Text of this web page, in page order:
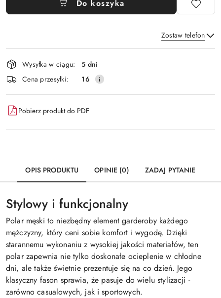
Do koszyka
Zostaw telefon
Wyślij
Dostępność
i
dostawa
Wysyłka w ciągu:
5 dni
Cena przesyłki:
16
Pobierz produkt do PDF
OPIS PRODUKTU OPINIE (0) ZADAJ PYTANIE
Stylowy i funkcjonalny
Polar męski to niezbędny element garderoby każdego
mężczyzny, który ceni sobie komfort i wygodę. Dzięki
starannemu wykonaniu z wysokiej jakości materiałów, ten
polar zapewnia nie tylko doskonałe ocieplenie w chłodne
dni, ale także świetnie prezentuje się na co dzień. Jego
klasyczny fason sprawia, że pasuje do wielu stylizacji -
zarówno casualowych, jak i sportowych.